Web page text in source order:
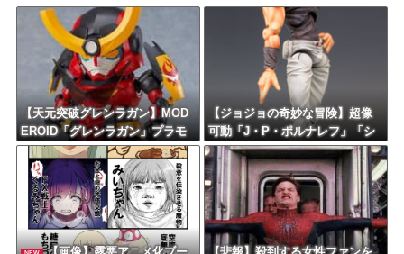
【天元突破グレンラガン】MOD
EROID「グレンラガン」プラモ
デル【再販予約開始】
【ジョジョの奇妙な冒険】超像
可動「J・P・ポルナレフ」「シ
ルバーチャリオッツ」可動フィ
ギュア【再販予約開始】
NEW